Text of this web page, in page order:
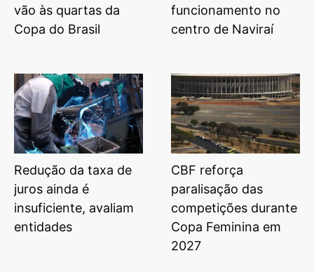
vão às quartas da
Copa do Brasil
funcionamento no
centro de Naviraí
Redução da taxa de
juros ainda é
insuficiente, avaliam
entidades
CBF reforça
paralisação das
competições durante
Copa Feminina em
2027